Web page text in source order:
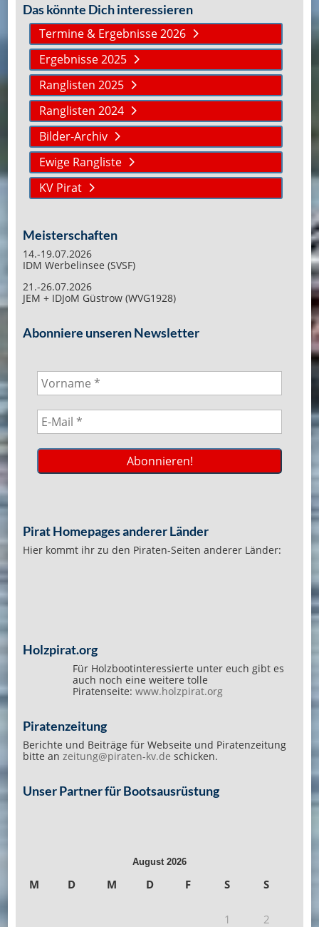
Das könnte Dich interessieren
Termine & Ergebnisse 2026
Ergebnisse 2025
Ranglisten 2025
Ranglisten 2024
Bilder-Archiv
Ewige Rangliste
KV Pirat
Meisterschaften
14.-19.07.2026
IDM Werbelinsee (SVSF)
21.-26.07.2026
JEM + IDJoM Güstrow (WVG1928)
Abonniere unseren Newsletter
Pirat Homepages anderer Länder
Hier kommt ihr zu den Piraten-Seiten anderer Länder:
Holzpirat.org
Für Holzbootinteressierte unter euch gibt es
auch noch eine weitere tolle
Piratenseite: www.holzpirat.org
Piratenzeitung
Berichte und Beiträge für Webseite und Piratenzeitung
bitte an zeitung@piraten-kv.de schicken.
Unser Partner für Bootsausrüstung
August 2026
M D M D F S S
1 2